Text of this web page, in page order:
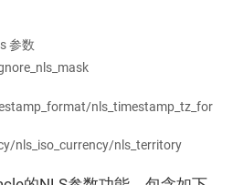
参数
nls_timestamp_tz_for
nls_iso_currency/nls_territory